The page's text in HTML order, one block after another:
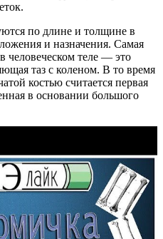
по длине и толщине в
и назначения. Самая
человеческом теле — это
таз с коленом. В то время
костью считается первая
в основании большого